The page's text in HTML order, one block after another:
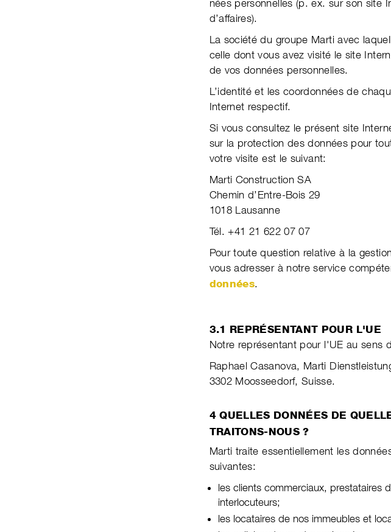
nées per­son­nelles (p. ex. sur son site
d’affaires).
La société du groupe Marti avec
celle dont vous avez visité le site
de vos don­nées per­son­nelles.
L’identité et les coordonnées de
Internet respectif.
Si vous consultez le présent site
sur la protec­tion des données pour
votre visite est le suivant:
Marti Construction SA
Chemin d’Entre-Bois 29
1018 Lausanne
Tél. +41 21 622 07 07
Pour toute question relative à la
vous adresser à notre service
données.
3.1 REPRÉSENTANT POUR L'UE
Notre représentant pour l'UE au sens
Raphael Casanova, Marti
3302 Moosseedorf, Suisse.
4 QUELLES DONNÉES DE
TRAI­TONS-NOUS ?
Marti traite essentiellement les
suivantes:
les clients commerciaux, prestataires
inter­lo­cu­teurs;
les locataires de nos immeubles et